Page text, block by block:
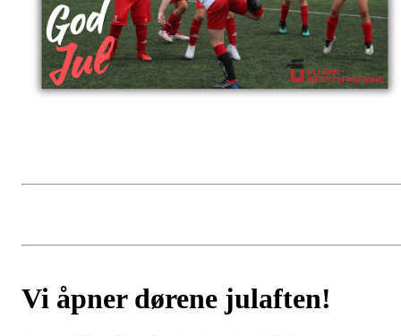
Vi åpner dørene julaften!